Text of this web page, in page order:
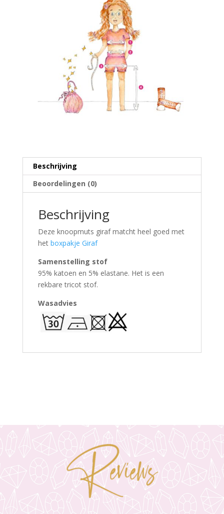
Beschrijving
Beoordelingen (0)
Beschrijving
Deze knoopmuts giraf matcht heel goed met
het boxpakje Giraf
Samenstelling stof
95% katoen en 5% elastane. Het is een
rekbare tricot stof.
Wasadvies